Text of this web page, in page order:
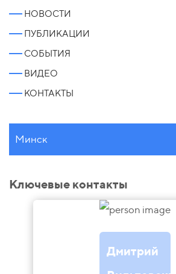
НОВОСТИ
ПУБЛИКАЦИИ
СОБЫТИЯ
ВИДЕО
КОНТАКТЫ
Минск
Ключевые контакты
Дмитрий